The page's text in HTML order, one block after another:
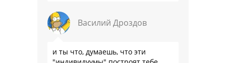
Или только две крайности? Хватит
…
Василий Дроздов
и ты что, думаешь, что эти